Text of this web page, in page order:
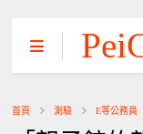
首頁 測驗 E等公務員